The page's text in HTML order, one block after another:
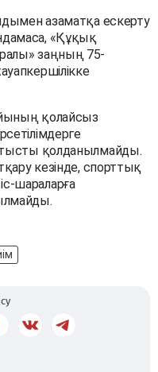
азаматқа ескерту
«Құқық
заңның 75-
қолайсыз
қолданылмайды.
кезінде, спорттық
шараларға